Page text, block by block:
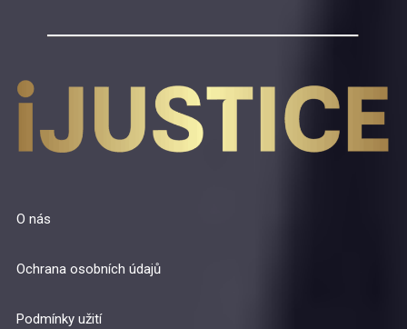
O nás
Ochrana osobních údajů
Podmínky užití